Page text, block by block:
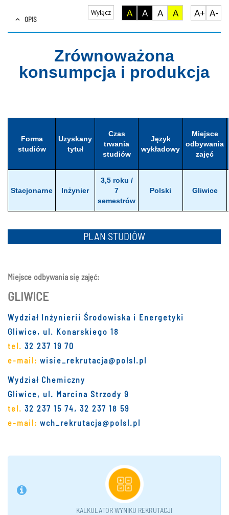
A-
A+
A
A
A
A
Wyłącz
OPIS
Zrównoważona
konsumpcja i produkcja
Forma
studiów
Uzyskany
tytuł
Czas
trwania
studiów
Język
wykładowy
Miejsce
odbywania
zajęć
Stacjonarne Inżynier
3,5 roku /
7
semestrów
Polski Gliwice
PLAN STUDIÓW
Miejsce odbywania się zajęć:
GLIWICE
Wydział Inżynierii Środowiska i Energetyki
Gliwice, ul. Konarskiego 18
tel. 32 237 19 70
e-mail: wisie_rekrutacja@polsl.pl
Wydział Chemiczny
Gliwice, ul. Marcina Strzody 9
tel. 32 237 15 74, 32 237 18 59
e-mail: wch_rekrutacja@polsl.pl
KALKULATOR WYNIKU REKRUTACJI